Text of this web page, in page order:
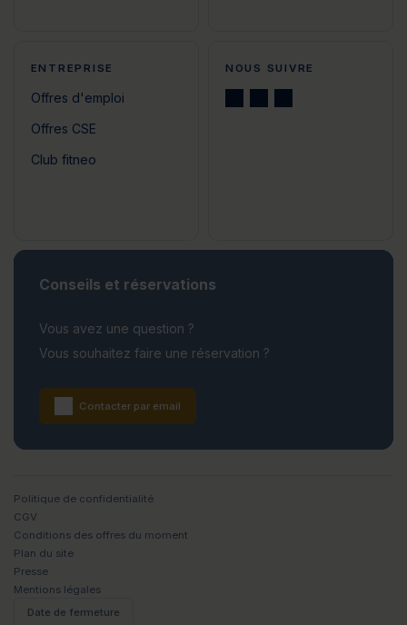
ENTREPRISE
Offres d'emploi
Offres CSE
Club fitneo
NOUS SUIVRE
Conseils et réservations
Vous avez une question ?
Vous souhaitez faire une réservation ?
Contacter par email
Politique de confidentialité
CGV
Conditions des offres du moment
Plan du site
Presse
Mentions légales
Date de fermeture